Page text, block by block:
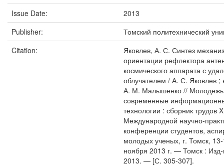
Issue Date:
2013
Publisher:
Томский политехнический
Citation:
Яковлев, А. С. Синтез
ориентации рефлектора
космического аппарата с
облучателем / А. С. Яковлев ;
А. М. Малышенко //
современные
технологии : сборник трудов
Международной научно-
конференции студентов,
молодых ученых, г. Томск,
ноября 2013 г. — Томск :
2013. — [С. 305-307].